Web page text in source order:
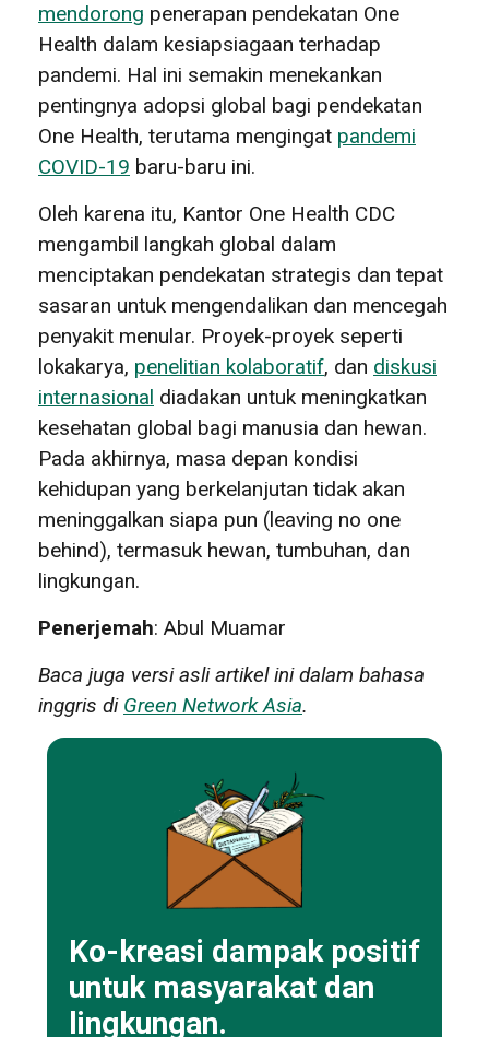
mendorong penerapan pendekatan One
Health dalam kesiapsiagaan terhadap
pandemi. Hal ini semakin menekankan
pentingnya adopsi global bagi pendekatan
One Health, terutama mengingat pandemi
COVID-19 baru-baru ini.
Oleh karena itu, Kantor One Health CDC
mengambil langkah global dalam
menciptakan pendekatan strategis dan tepat
sasaran untuk mengendalikan dan mencegah
penyakit menular. Proyek-proyek seperti
lokakarya, penelitian kolaboratif, dan diskusi
internasional diadakan untuk meningkatkan
kesehatan global bagi manusia dan hewan.
Pada akhirnya, masa depan kondisi
kehidupan yang berkelanjutan tidak akan
meninggalkan siapa pun (leaving no one
behind), termasuk hewan, tumbuhan, dan
lingkungan.
Penerjemah: Abul Muamar
Baca juga versi asli artikel ini dalam bahasa
inggris di Green Network Asia.
Ko-kreasi dampak positif
untuk masyarakat dan
lingkungan.